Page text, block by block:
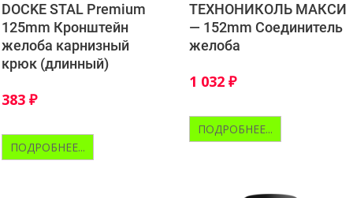
DOCKE STAL Premium
125mm Кронштейн
желоба карнизный
крюк (длинный)
383 ₽
ПОДРОБНЕЕ...
ТЕХНОНИКОЛЬ МАКСИ
— 152mm Соединитель
желоба
1 032 ₽
ПОДРОБНЕЕ...